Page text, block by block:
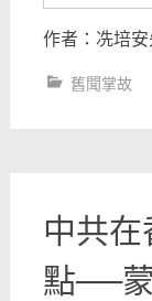
作者：冼培安
舊聞掌故
中共
點──